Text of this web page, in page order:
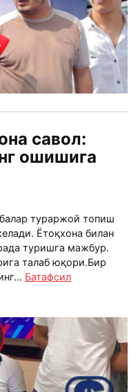
савол:
ошишига
тураржой топиш
Ётоқхона билан
туришга мажбур.
талаб юқори.Бир
Батафсил